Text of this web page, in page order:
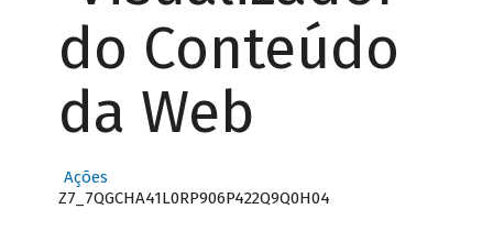
do Conteúdo
da Web
Ações
Z7_7QGCHA41L0RP906P422Q9Q0H04